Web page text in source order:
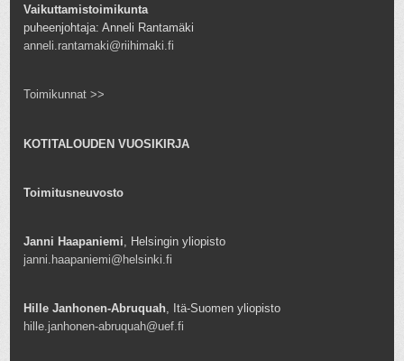
Vaikuttamistoimikunta
puheenjohtaja: Anneli Rantamäki
anneli.rantamaki@riihimaki.fi
Toimikunnat >>
KOTITALOUDEN VUOSIKIRJA
Toimitusneuvosto
Janni Haapaniemi , Helsingin yliopisto
janni.haapaniemi@helsinki.fi
Hille Janhonen-Abruquah , Itä-Suomen yliopisto
hille.janhonen-abruquah@uef.fi